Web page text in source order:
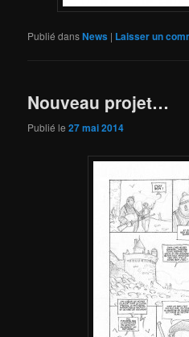
Publié dansNews | Laisser un
Nouveau projet…
Publié le27 mai 2014